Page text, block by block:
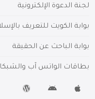
لجنة الدعوة الإلكترونية
بوابة الكويت للتعريف
بوابة الباحث عن الحقيقة
بطاقات الواتس آب